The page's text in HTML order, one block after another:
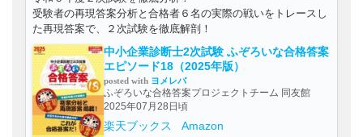
受験者の再現答案分析と合格者６名の実際の戦いをトレースし
た再現答案で、２次試験を徹底解剖！
中小企業診断士2次試験 ふぞろいな合格答案
エピソード18（2025年版）
posted with ヨメレバ
ふぞろいな合格答案プロジェクトチーム 同友館
2025年07月28日頃
楽天ブックス Amazon